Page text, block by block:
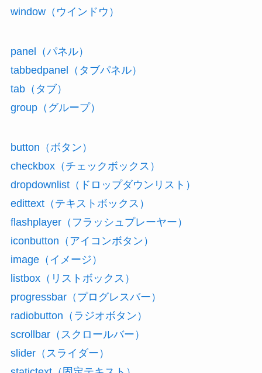
window（ウインドウ）
panel（パネル）
tabbedpanel（タブパネル）
tab（タブ）
group（グループ）
button（ボタン）
checkbox（チェックボックス）
dropdownlist（ドロップダウンリスト）
edittext（テキストボックス）
flashplayer（フラッシュプレーヤー）
iconbutton（アイコンボタン）
image（イメージ）
listbox（リストボックス）
progressbar（プログレスバー）
radiobutton（ラジオボタン）
scrollbar（スクロールバー）
slider（スライダー）